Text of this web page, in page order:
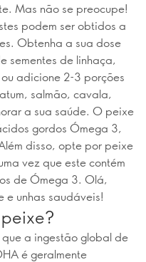
Mas não se preocupe!
podem ser obtidos a
Obtenha a sua dose
sementes de linhaça,
adicione 2-3 porções
salmão, cavala,
a sua saúde. O peixe
gordos Ómega 3,
disso, opte por peixe
vez que este contém
de Ómega 3. Olá,
e unhas saudáveis!
a ingestão global de
é geralmente